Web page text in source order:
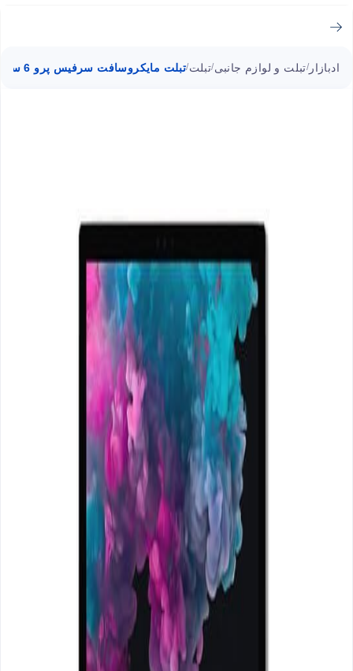
ادبازار /تبلت و لوازم جانبی/تبلت/تبلت مایکروسافت سرفیس پرو 6 سری LQJ ظرفیت 512 گیگابایت با کیبورد Type Cover